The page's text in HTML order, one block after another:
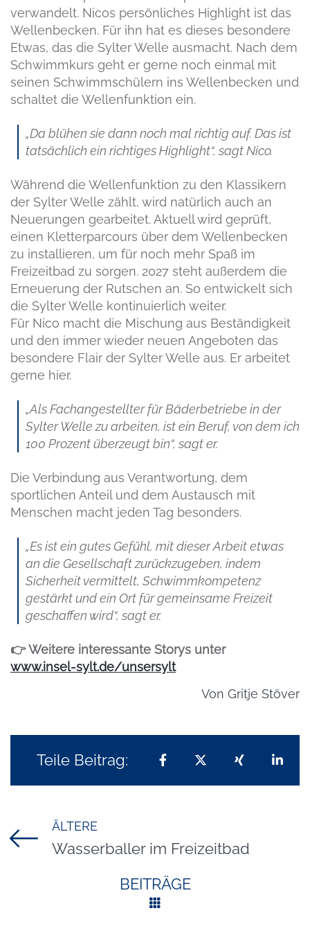
verwandelt. Nicos persönliches Highlight ist das
Wellenbecken. Für ihn hat es dieses besondere
Etwas, das die Sylter Welle ausmacht. Nach dem
Schwimmkurs geht er gerne noch einmal mit
seinen Schwimmschülern ins Wellenbecken und
schaltet die Wellenfunktion ein.
„Da blühen sie dann noch mal richtig auf. Das ist
tatsächlich ein richtiges Highlight“, sagt Nico.
Während die Wellenfunktion zu den Klassikern
der Sylter Welle zählt, wird natürlich auch an
Neuerungen gearbeitet. Aktuell wird geprüft,
einen Kletterparcours über dem Wellenbecken
zu installieren, um für noch mehr Spaß im
Freizeitbad zu sorgen. 2027 steht außerdem die
Erneuerung der Rutschen an. So entwickelt sich
die Sylter Welle kontinuierlich weiter.
Für Nico macht die Mischung aus Beständigkeit
und den immer wieder neuen Angeboten das
besondere Flair der Sylter Welle aus. Er arbeitet
gerne hier.
„Als Fachangestellter für Bäderbetriebe in der
Sylter Welle zu arbeiten, ist ein Beruf, von dem ich
100 Prozent überzeugt bin“, sagt er.
Die Verbindung aus Verantwortung, dem
sportlichen Anteil und dem Austausch mit
Menschen macht jeden Tag besonders.
„Es ist ein gutes Gefühl, mit dieser Arbeit etwas
an die Gesellschaft zurückzugeben, indem
Sicherheit vermittelt, Schwimmkompetenz
gestärkt und ein Ort für gemeinsame Freizeit
geschaffen wird“, sagt er.
👉 Weitere interessante Storys unter
www.insel-sylt.de/unsersylt
Von Gritje Stöver
Teile Beitrag: Teilen auf Facebook
Teilen auf X
Teilen auf
ÄLTERE
Titel für Beitrag
Wasserballer im Freizeitbad
BEITRÄGE